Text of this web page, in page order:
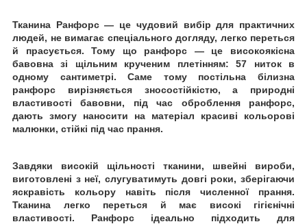
Тканина Ранфорс — це чудовий вибір для практичних
людей, не вимагає спеціального догляду, легко переться
й
прасується. Тому що ранфорс — це високоякісна
бавовна зі щільним крученим плетінням: 57 ниток в
одному сантиметрі. Саме тому постільна білизна
ранфорс вирізняється зносостійкістю, а природні
властивості бавовни, під час оброблення ранфорс,
дають змогу наносити на матеріал красиві кольорові
малюнки, стійкі під час прання.
Завдяки високій щільності тканини, швейні вироби,
виготовлені з неї, слугуватимуть довгі роки, зберігаючи
яскравість кольору навіть після численної
прання.
Тканина легко переться й має високі гігієнічні
властивості. Ранфорс ідеально підходить для